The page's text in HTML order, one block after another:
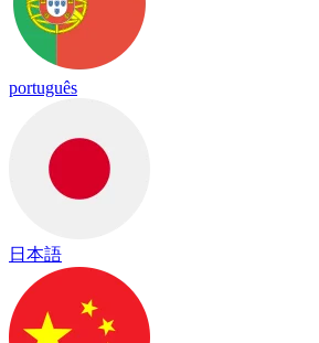
português
日本語